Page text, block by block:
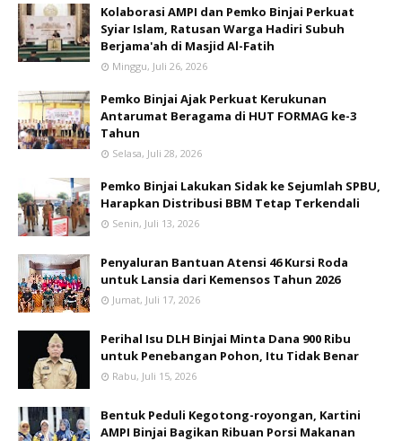
Kolaborasi AMPI dan Pemko Binjai Perkuat
Syiar Islam, Ratusan Warga Hadiri Subuh
Berjama'ah di Masjid Al-Fatih
Minggu, Juli 26, 2026
Pemko Binjai Ajak Perkuat Kerukunan
Antarumat Beragama di HUT FORMAG ke-3
Tahun
Selasa, Juli 28, 2026
Pemko Binjai Lakukan Sidak ke Sejumlah SPBU,
Harapkan Distribusi BBM Tetap Terkendali
Senin, Juli 13, 2026
Penyaluran Bantuan Atensi 46 Kursi Roda
untuk Lansia dari Kemensos Tahun 2026
Jumat, Juli 17, 2026
Perihal Isu DLH Binjai Minta Dana 900 Ribu
untuk Penebangan Pohon, Itu Tidak Benar
Rabu, Juli 15, 2026
Bentuk Peduli Kegotong-royongan, Kartini
AMPI Binjai Bagikan Ribuan Porsi Makanan